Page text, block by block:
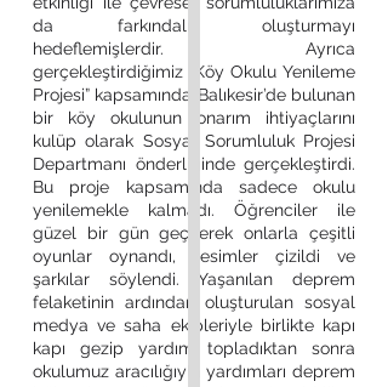
da farkındalık oluşturmayı
hedeflemişlerdir. Ayrıca
gerçekleştirdiğimiz “Köy Okulu Yenileme
Projesi” kapsamında Balıkesir’de bulunan
bir köy okulunun onarım ihtiyaçlarını
kulüp olarak Sosyal Sorumluluk Projesi
Departmanı önderliğinde gerçekleştirdi.
Bu proje kapsamında sadece okulu
yenilemekle kalmadı. Öğrenciler ile
güzel bir gün geçirerek onlarla çeşitli
oyunlar oynandı, resimler çizildi ve
şarkılar söylendi. Yaşanılan deprem
felaketinin ardından oluşturulan sosyal
medya ve saha ekipleriyle birlikte kapı
kapı gezip yardım topladıktan sonra
okulumuz aracılığıyla yardımları deprem